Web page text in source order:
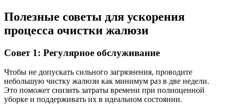
Полезные советы для ускорения
процесса очистки жалюзи
Совет 1: Регулярное обслуживание
Чтобы не допускать сильного загрязнения, проводите
небольшую чистку жалюзи как минимум раз в две недели.
Это поможет снизить затраты времени при полноценной
уборке и поддерживать их в идеальном состоянии.